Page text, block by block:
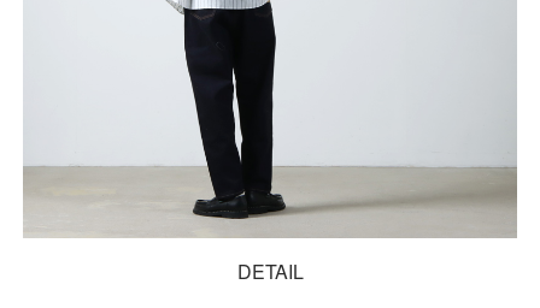
DETAIL